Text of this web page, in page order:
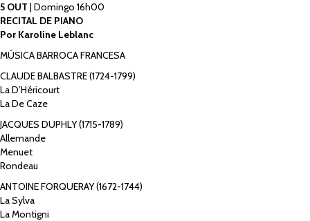
5 OUT | Domingo 16h00
RECITAL DE PIANO
Por Karoline Leblanc
MÚSICA BARROCA FRANCESA
CLAUDE BALBASTRE (1724-1799)
La D’Héricourt
La De Caze
JACQUES DUPHLY (1715-1789)
Allemande
Menuet
Rondeau
ANTOINE FORQUERAY (1672-1744)
La Sylva
La Montigni